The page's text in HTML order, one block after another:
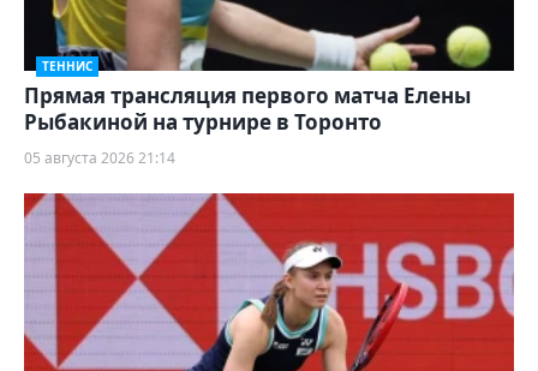
ТЕННИС
Прямая трансляция первого матча Елены
Рыбакиной на турнире в Торонто
05 августа 2026 21:14